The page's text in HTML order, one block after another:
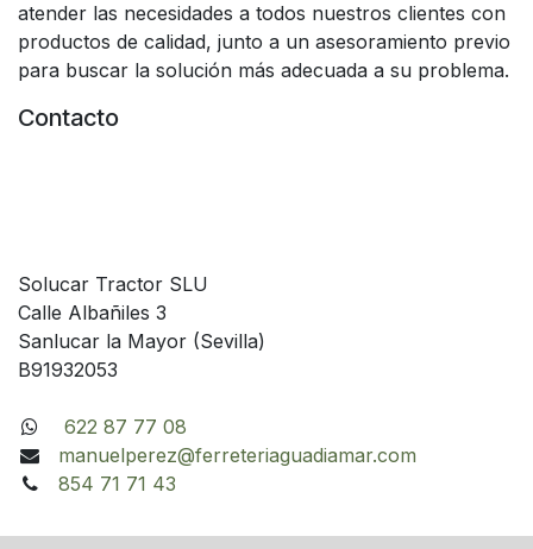
atender las necesidades a todos nuestros clientes con
productos de calidad, junto a un asesoramiento previo
para buscar la solución más adecuada a su problema.
Contacto
Solucar Tractor SLU
Calle Albañiles 3
Sanlucar la Mayor (Sevilla)
B91932053
622 87 77 08
manuelperez@ferreteriaguadiamar.com
854 71 71 43